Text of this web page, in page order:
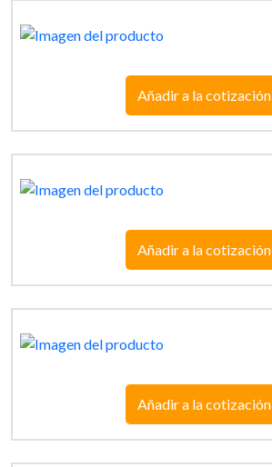
Añadir a la cotización
Añadir a la cotización
Añadir a la cotización